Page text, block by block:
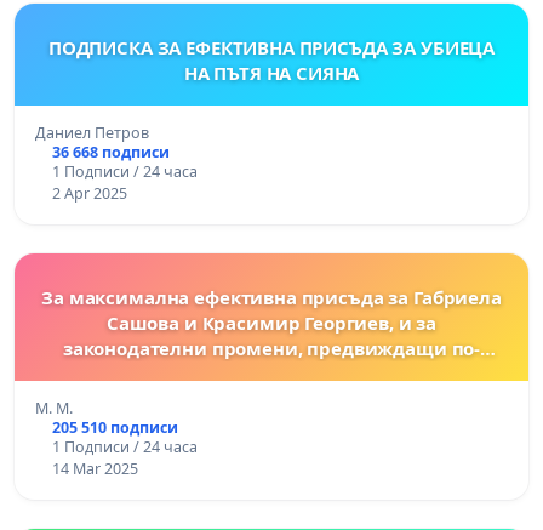
ПОДПИСКА ЗА ЕФЕКТИВНА ПРИСЪДА ЗА УБИЕЦА
НА ПЪТЯ НА СИЯНА
Даниел Петров
36 668 подписи
1 Подписи / 24 часа
2 Apr 2025
За максимална ефективна присъда за Габриела
Сашова и Красимир Георгиев, и за
законодателни промени, предвиждащи по-
M. M.
205 510 подписи
1 Подписи / 24 часа
14 Mar 2025